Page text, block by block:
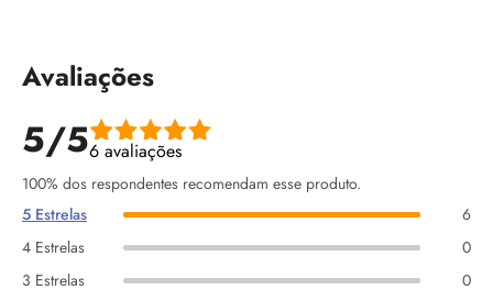
Avaliações
5/56 avaliações
100% dos respondentes recomendam esse produto.
5 Estrelas
6
4 Estrelas
0
3 Estrelas
0